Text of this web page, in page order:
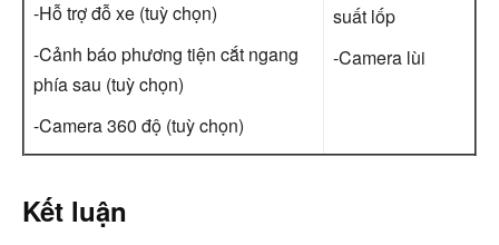
-Hỗ trợ đỗ xe (tuỳ chọn)
-Cảnh báo phương tiện cắt ngang
phía sau (tuỳ chọn)
-Camera 360 độ (tuỳ chọn)
suất lốp
-Camera lùi
Kết luận